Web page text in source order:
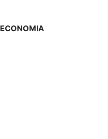
ECONOMIA